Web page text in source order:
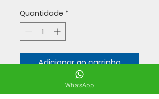
Quantidade *
Adicionar ao carrinho
WhatsApp